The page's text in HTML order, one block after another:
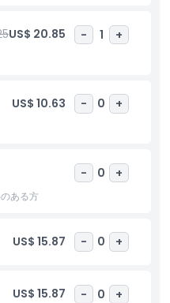
を求めるすべての人にとっ
心部で必見です。入場を確実
インでチケットを予約してく
US$ 20.85 - 1 +
US$ 10.63 - 0 +
- 0 +
ある方
US$ 15.87 - 0 +
US$ 15.87 - 0 +